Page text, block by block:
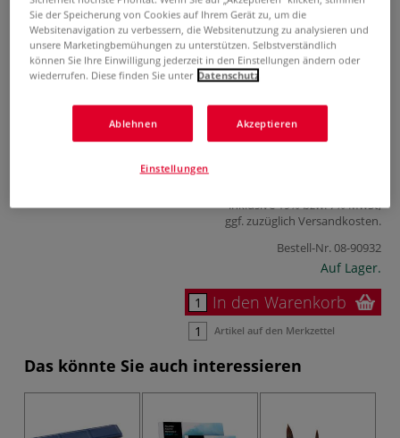
Aquarellmalerei Landschaften
0 Bewertungen
zum Heraustrennen. Einfache Malmethode, Step by Step
mit detaillierten Anleitungen.
Mehr
inklusive 19% bzw. 7% MwSt,
ggf. zuzüglich Versandkosten.
Bestell-Nr.08-90932
Auf Lager.
In den Warenkorb
Artikel auf den Merkzettel
Das könnte Sie auch interessieren
Sie der Speicherung von Cookies auf Ihrem Gerät zu, um die
Websitenavigation zu verbessern, die Websitenutzung zu analysieren und
unsere Marketingbemühungen zu unterstützen. Selbstverständlich
können Sie Ihre Einwilligung jederzeit in den Einstellungen ändern oder
wiederrufen. Diese finden Sie unter Datenschutz
Ablehnen Akzeptieren
Einstellungen